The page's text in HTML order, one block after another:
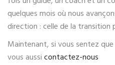
quelques mois où nous
direction : celle de la transition
Maintenant, si vous sentez
vous aussicontactez-nous